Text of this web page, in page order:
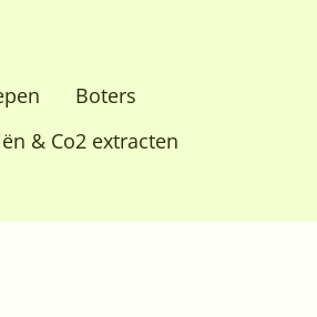
Boters
& Co2 extracten